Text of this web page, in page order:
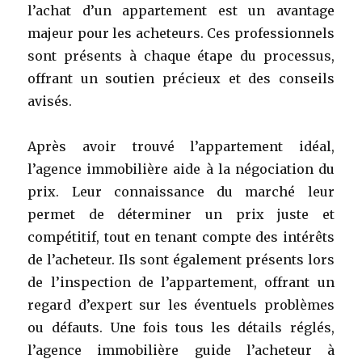
l’achat d’un appartement est un avantage
majeur pour les acheteurs. Ces professionnels
sont présents à chaque étape du processus,
offrant un soutien précieux et des conseils
avisés.
Après avoir trouvé l’appartement idéal,
l’agence immobilière aide à la négociation du
prix. Leur connaissance du marché leur
permet de déterminer un prix juste et
compétitif, tout en tenant compte des intérêts
de l’acheteur. Ils sont également présents lors
de l’inspection de l’appartement, offrant un
regard d’expert sur les éventuels problèmes
ou défauts. Une fois tous les détails réglés,
l’agence immobilière guide l’acheteur à